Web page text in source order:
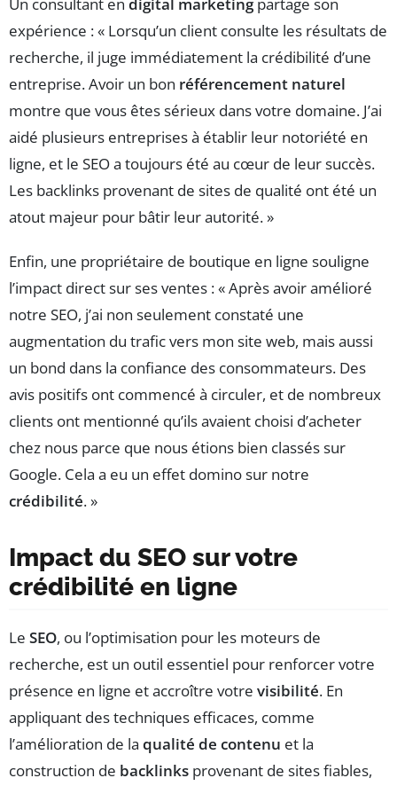
Un consultant en digital marketingpartage son
expérience : « Lorsqu’un client consulte les résultats de
recherche, il juge immédiatement la crédibilité d’une
entreprise. Avoir un bon référencement naturel
montre que vous êtes sérieux dans votre domaine. J’ai
aidé plusieurs entreprises à établir leur notoriété en
ligne, et le SEO a toujours été au cœur de leur succès.
Les backlinks provenant de sites de qualité ont été un
atout majeur pour bâtir leur autorité. »
Enfin, une propriétaire de boutique en ligne souligne
l’impact direct sur ses ventes : « Après avoir amélioré
notre SEO, j’ai non seulement constaté une
augmentation du trafic vers mon site web, mais aussi
un bond dans la confiance des consommateurs. Des
avis positifs ont commencé à circuler, et de nombreux
clients ont mentionné qu’ils avaient choisi d’acheter
chez nous parce que nous étions bien classés sur
Google. Cela a eu un effet domino sur notre
crédibilité. »
Impact du SEO sur votre
crédibilité en ligne
Le SEO, ou l’optimisation pour les moteurs de
recherche, est un outil essentiel pour renforcer votre
présence en ligne et accroître votre visibilité. En
appliquant des techniques efficaces, comme
l’amélioration de la qualité de contenu et la
construction de backlinks provenant de sites fiables,